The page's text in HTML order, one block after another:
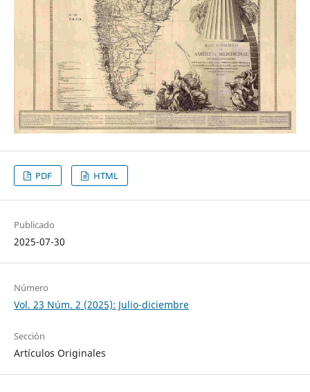
PDF HTML
Publicado
2025-07-30
Número
Vol. 23 Núm. 2 (2025): Julio-diciembre
Sección
Artículos Originales